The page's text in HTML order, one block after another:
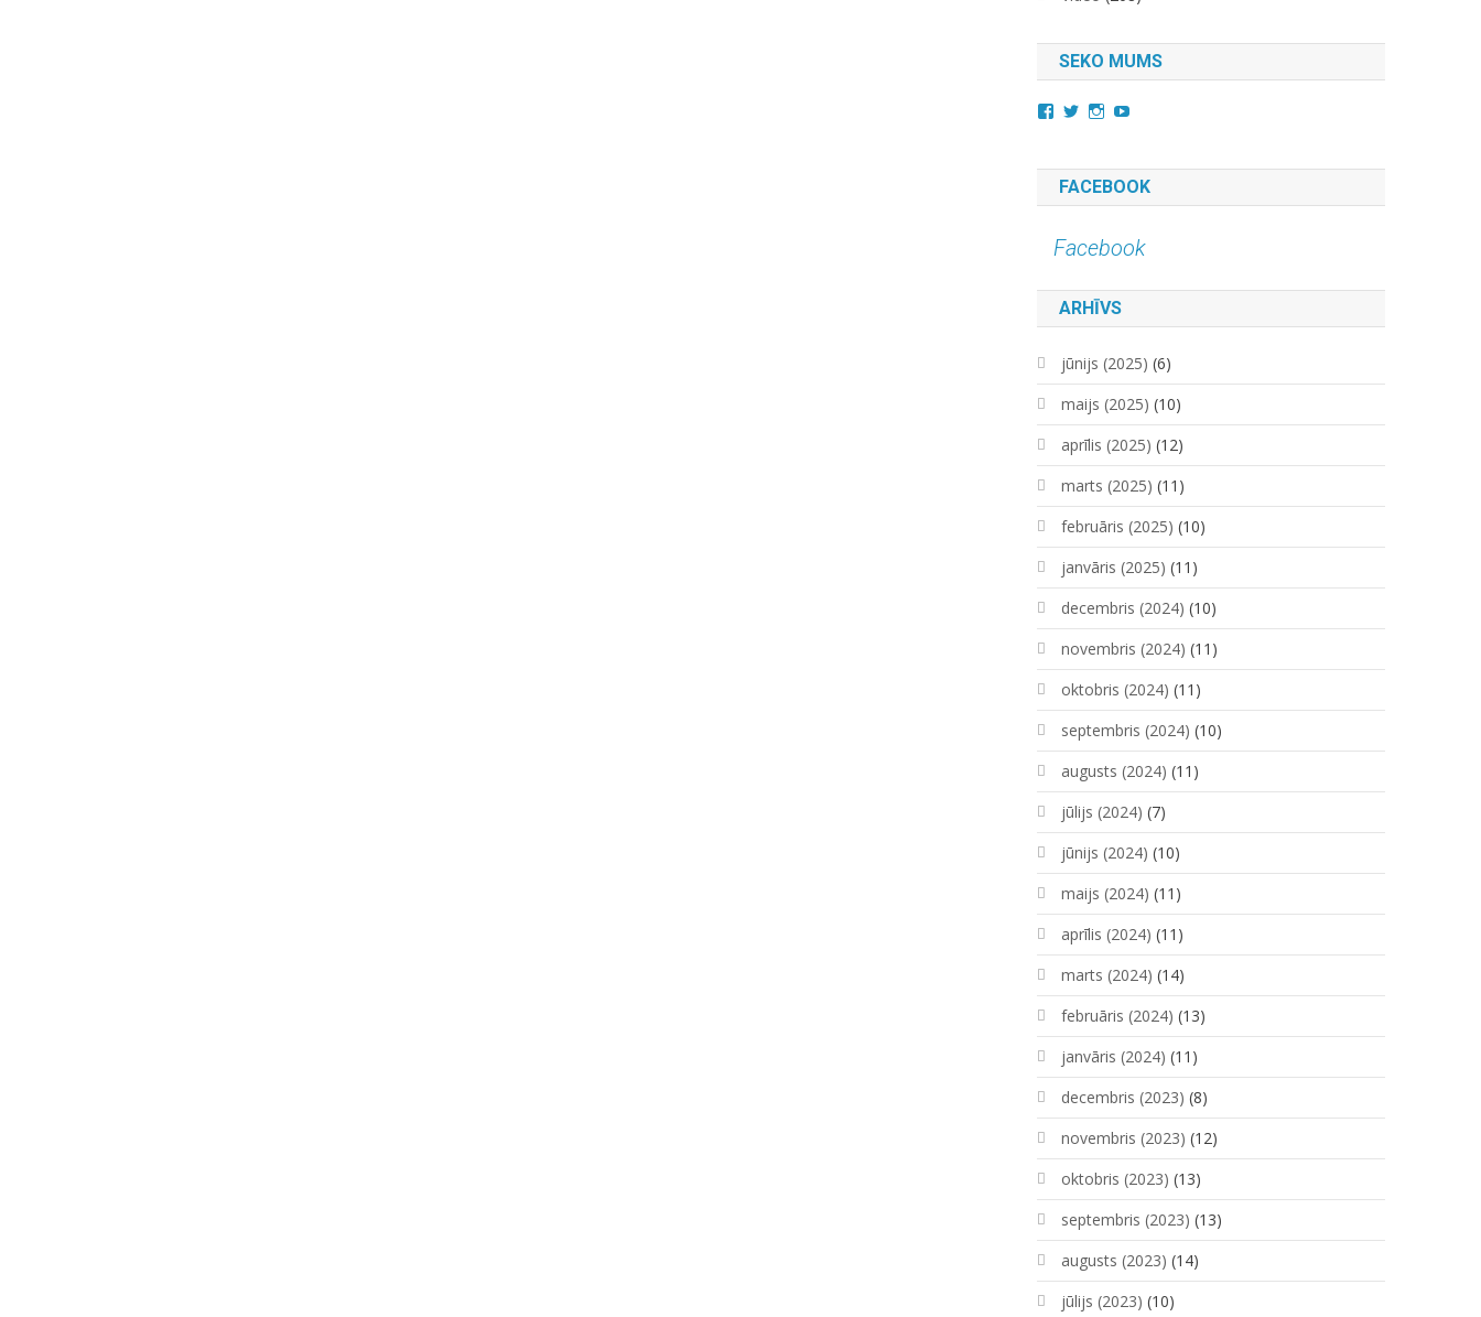
SEKO MUMS
View
Facebook
View
Twitter
View
Instagram
FACEBOOK
Facebook
ARHĪVS
jūnijs (2025) (6)
maijs (2025) (10)
aprīlis (2025) (12)
marts (2025) (11)
februāris (2025) (10)
janvāris (2025) (11)
decembris (2024) (10)
novembris (2024) (11)
oktobris (2024) (11)
septembris (2024) (10)
augusts (2024) (11)
jūlijs (2024) (7)
jūnijs (2024) (10)
maijs (2024) (11)
aprīlis (2024) (11)
marts (2024) (14)
februāris (2024) (13)
janvāris (2024) (11)
decembris (2023) (8)
novembris (2023) (12)
oktobris (2023) (13)
septembris (2023) (13)
augusts (2023) (14)
jūlijs (2023) (10)